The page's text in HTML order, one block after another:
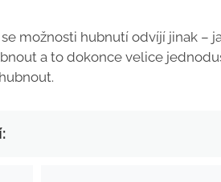
možnosti hubnutí odvíjí jinak –
a to dokonce velice